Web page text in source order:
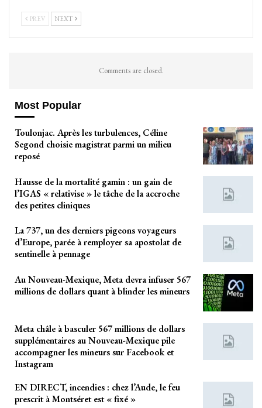
PREV NEXT
Comments are closed.
Most Popular
Toulonjac. Après les turbulences, Céline
Segond choisie magistrat parmi un milieu
reposé
Hausse de la mortalité gamin : un gain de
l’IGAS « relativise » le tâche de la accroche
des petites cliniques
La 737, un des derniers pigeons voyageurs
d’Europe, parée à remployer sa apostolat de
sentinelle à pennage
Au Nouveau-Mexique, Meta devra infuser 567
millions de dollars quant à blinder les mineurs
Meta châle à basculer 567 millions de dollars
supplémentaires au Nouveau-Mexique pile
accompagner les mineurs sur Facebook et
Instagram
EN DIRECT, incendies : chez l’Aude, le feu
prescrit à Montséret est « fixé »